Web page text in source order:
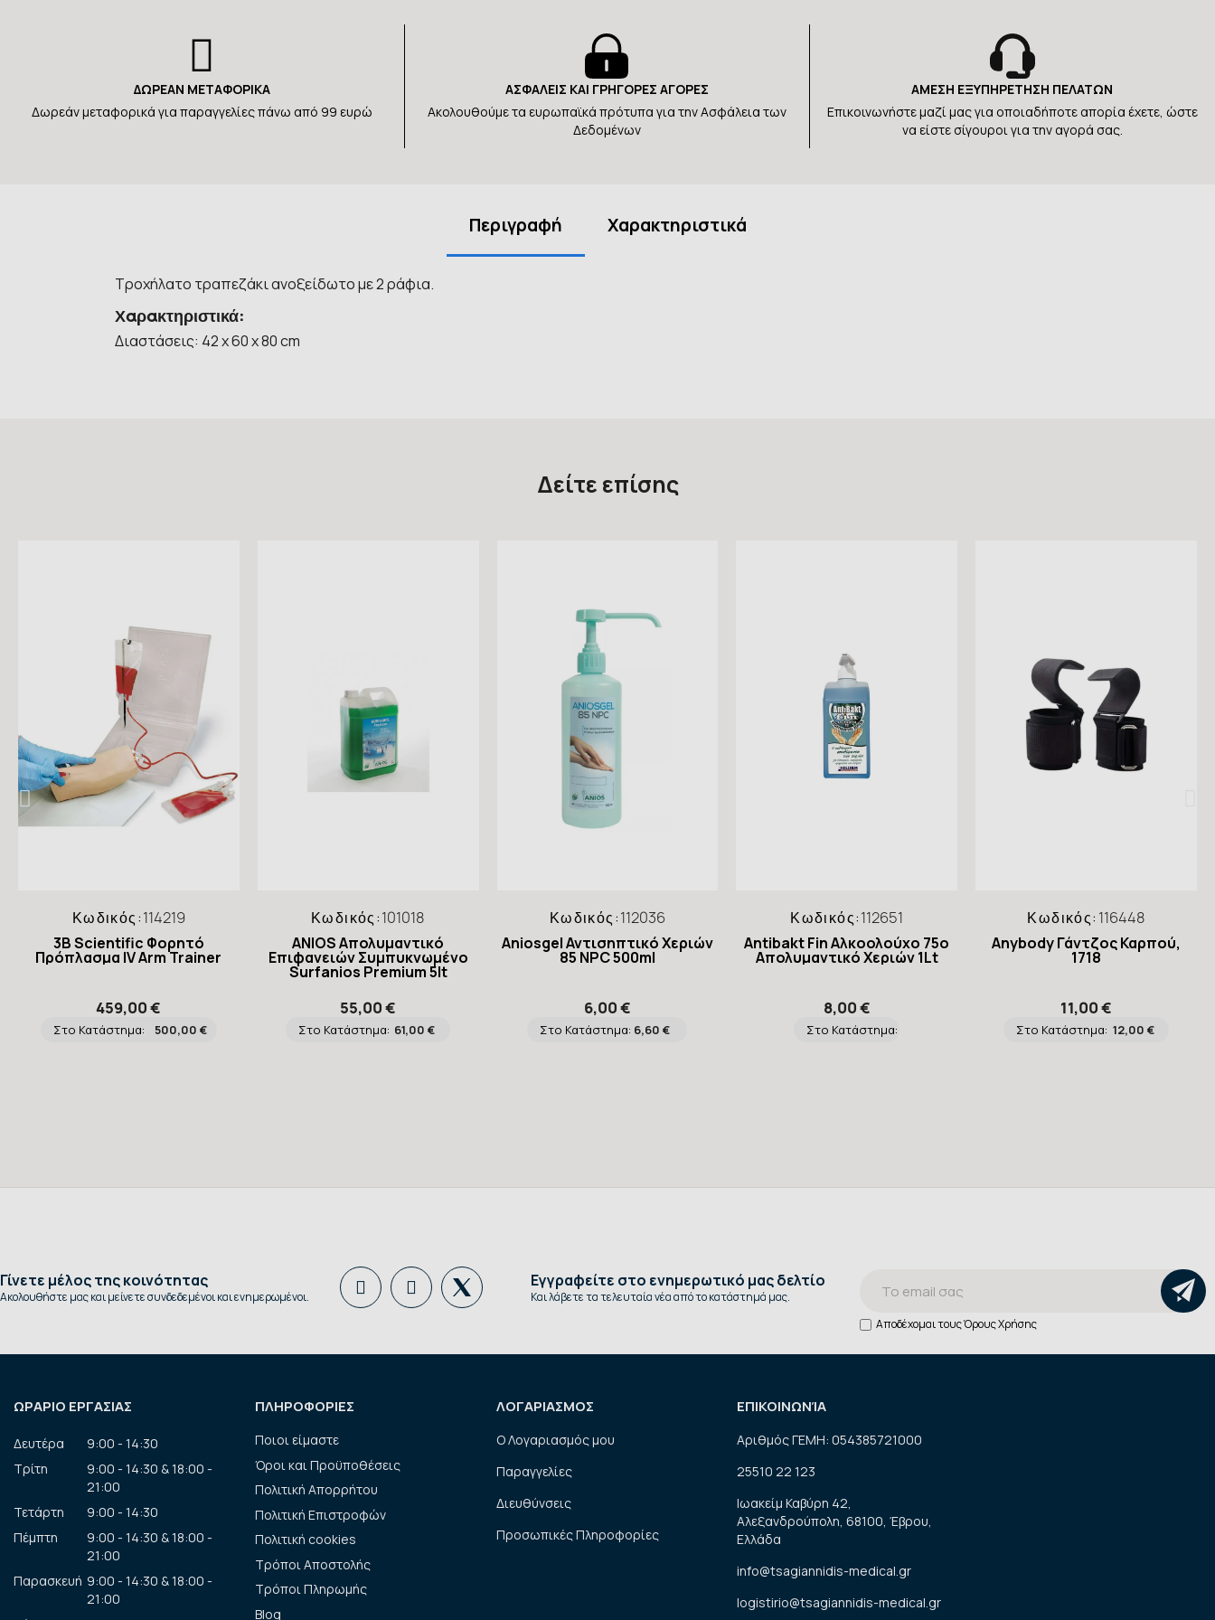
ΔΩΡΕΑΝ ΜΕΤΑΦΟΡΙΚΑ
Δωρεάν μεταφορικά για παραγγελίες πάνω από 99 ευρώ
ΑΣΦΑΛΕΙΣ ΚΑΙ ΓΡΗΓΟΡΕΣ ΑΓΟΡΕΣ
Ακολουθούμε τα ευρωπαϊκά πρότυπα για την Ασφάλεια των
Δεδομένων
ΑΜΕΣΗ ΕΞΥΠΗΡΕΤΗΣΗ ΠΕΛΑΤΩΝ
Επικοινωνήστε μαζί μας για οποιαδήποτε απορία έχετε, ώστε
να είστε σίγουροι για την αγορά σας.
Περιγραφή Χαρακτηριστικά
Τροχήλατο τραπεζάκι ανοξείδωτο με 2 ράφια.
Χαρακτηριστικά:
Διαστάσεις: 42 x 60 x 80 cm
Δείτε επίσης
Κωδικός:114219
3B Scientific Φορητό
Πρόπλασμα IV Arm Trainer
459,00 €
Στο Κατάστημα: 500,00 €
Κωδικός:101018
ANIOS Απολυμαντικό
Επιφανειών Συμπυκνωμένο
Surfanios Premium 5lt
55,00 €
Στο Κατάστημα: 61,00 €
Κωδικός:112036
Aniosgel Αντισηπτικό Χεριών
85 NPC 500ml
6,00 €
Στο Κατάστημα: 6,60 €
Κωδικός:112651
Antibakt Fin Αλκοολούχο 75ο
Απολυμαντικό Χεριών 1Lt
8,00 €
Στο Κατάστημα:
Κωδικός: 116448
Anybody Γάντζος Καρπού,
1718
11,00 €
Στο Κατάστημα: 12,00 €
Γίνετε μέλος της κοινότητας
Ακολουθήστε μας και μείνετε συνδεδεμένοι και ενημερωμένοι.
Εγγραφείτε στο ενημερωτικό μας δελτίο
Και λάβετε τα τελευταία νέα από το κατάστημά μας.
Αποδέχομαι τουςΌρους Χρήσης
ΩΡΑΡΙΟ ΕΡΓΑΣΙΑΣ
Δευτέρα
9:00 - 14:30
Τρίτη
9:00 - 14:30 & 18:00 -
21:00
Τετάρτη
9:00 - 14:30
Πέμπτη
9:00 - 14:30 & 18:00 -
21:00
Παρασκευή 9:00 - 14:30 & 18:00 -
21:00
ΠΛΗΡΟΦΟΡΙΕΣ
Ποιοι είμαστε
Όροι και Προϋποθέσεις
Πολιτική Απορρήτου
Πολιτική Επιστροφών
Πολιτική cookies
Τρόποι Αποστολής
Τρόποι Πληρωμής
Blog
ΛΟΓΑΡΙΑΣΜΟΣ
Ο Λογαριασμός μου
Παραγγελίες
Διευθύνσεις
Προσωπικές Πληροφορίες
ΕΠΙΚΟΙΝΩΝΊΑ
Αριθμός ΓΕΜΗ: 054385721000
25510 22 123
Ιωακείμ Καβύρη 42,
Αλεξανδρούπολη, 68100, Έβρου,
Ελλάδα
info@tsagiannidis-medical.gr
logistirio@tsagiannidis-medical.gr